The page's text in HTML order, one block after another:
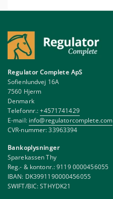
Regulator Complete ApS
Sofienlundvej 16A
7560 Hjerm
Denmark
Telefonnr.:+4571741429
E-mail: info@regulatorcomplete.com
CVR-nummer: 33963394
Bankoplysninger
Sparekassen Thy
Reg.- & kontonr.: 9119 0000456055
IBAN: DK3991190000456055
SWIFT/BIC: STHYDK21